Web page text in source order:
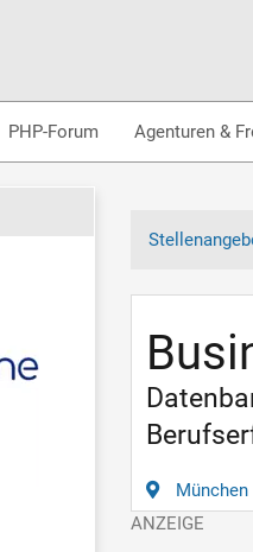
PHP-Forum Agenturen &
München